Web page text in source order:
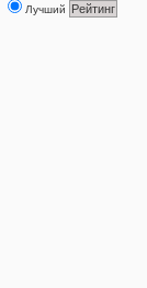
Лучший